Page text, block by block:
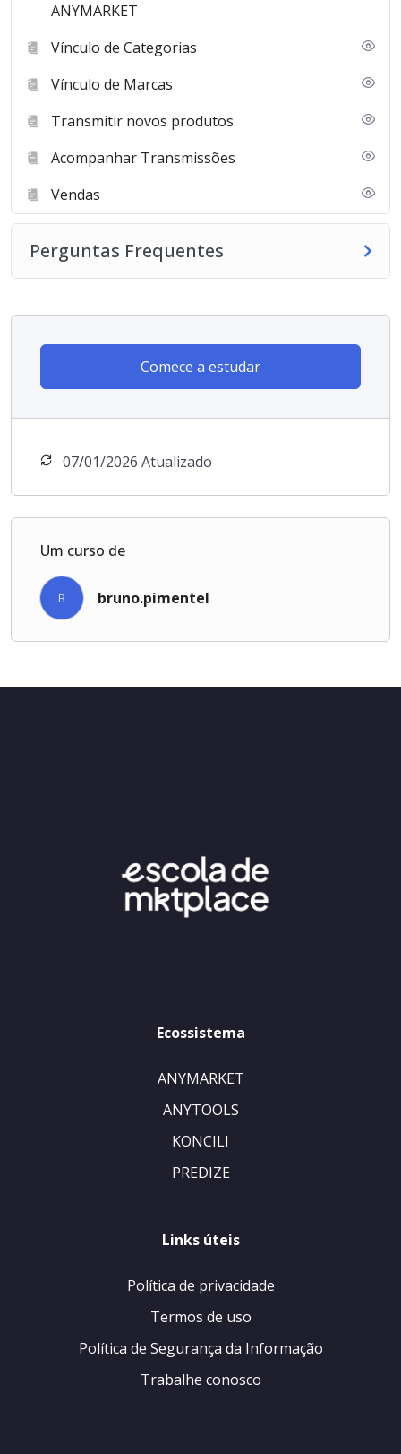
ANYMARKET
Vínculo de Categorias
Vínculo de Marcas
Transmitir novos produtos
Acompanhar Transmissões
Vendas
Perguntas Frequentes
Comece a estudar
07/01/2026 Atualizado
Um curso de
B bruno.pimentel
Ecossistema
ANYMARKET
ANYTOOLS
KONCILI
PREDIZE
Links úteis
Política de privacidade
Termos de uso
Política de Segurança da Informação
Trabalhe conosco